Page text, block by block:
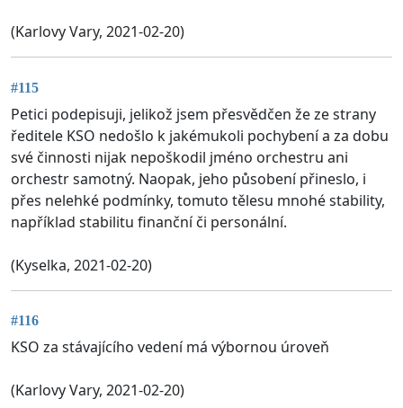
(Karlovy Vary, 2021-02-20)
#115
Petici podepisuji, jelikož jsem přesvědčen že ze strany
ředitele KSO nedošlo k jakémukoli pochybení a za dobu
své činnosti nijak nepoškodil jméno orchestru ani
orchestr samotný. Naopak, jeho působení přineslo, i
přes nelehké podmínky, tomuto tělesu mnohé stability,
například stabilitu finanční či personální.
(Kyselka, 2021-02-20)
#116
KSO za stávajícího vedení má výbornou úroveň
(Karlovy Vary, 2021-02-20)